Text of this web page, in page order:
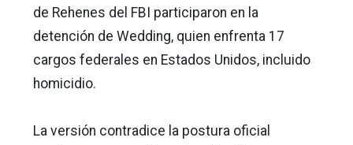
de Rehenes del FBI participaron en la
detención de Wedding, quien enfrenta 17
cargos federales en Estados Unidos, incluido
homicidio.
La versión contradice la postura oficial